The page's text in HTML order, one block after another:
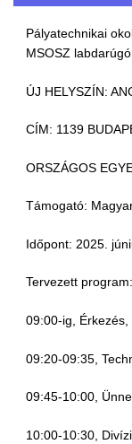
Pályatechnikai
MSOSZ
ÚJ HELYSZÍN:
CÍM: 1139
ORSZÁGOS
Támogató:
Időpont: 2025.
Tervezett program:
09:00-ig, Érkezés,
09:20-09:35,
09:45-10:00,
10:00-10:30,